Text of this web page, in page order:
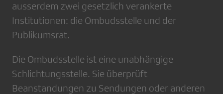
ausserdem zwei gesetzlich verankerte
Institutionen: die Ombudsstelle und der
Publikumsrat.
Die Ombudsstelle ist eine unabhängige
Schlichtungsstelle. Sie überprüft
Beanstandungen zu Sendungen oder anderen